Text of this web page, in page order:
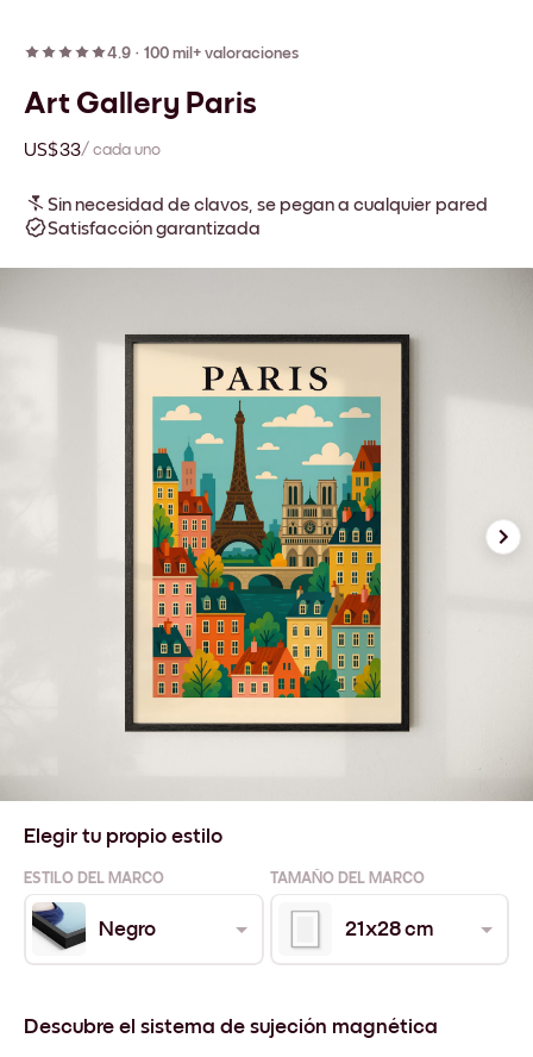
4.9 · 100 mil+ valoraciones
Art Gallery Paris
US$33/ cada uno
Sin necesidad de clavos, se pegan a cualquier pared
Satisfacción garantizada
Elegir tu propio estilo
ESTILO DEL MARCO TAMAÑO DEL MARCO
Negro 21x28 cm
Descubre el sistema de sujeción magnética